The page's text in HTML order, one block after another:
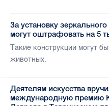
За установку
могут оштрафовать на 5
Такие конструкции могут
животных.
Деятелям искусства
международную премию